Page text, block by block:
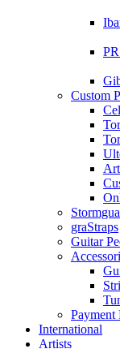
Custom
graStraps
Guitar
Payment
International
Artists